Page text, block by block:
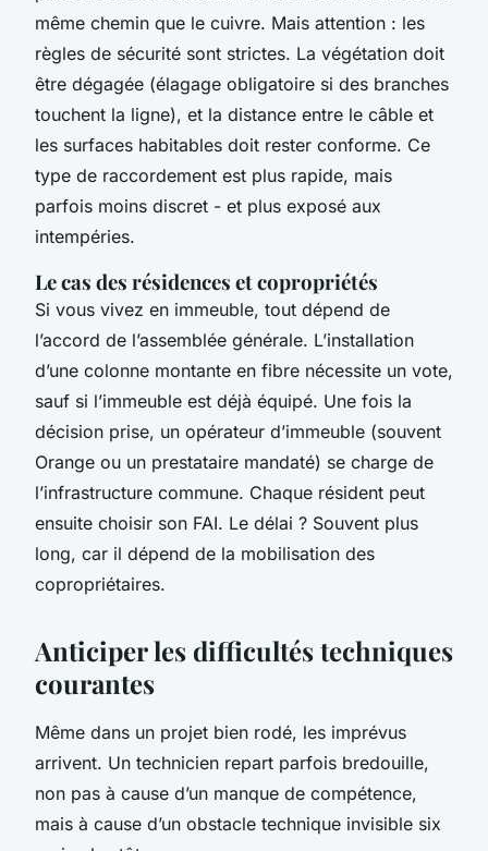
même chemin que le cuivre. Mais attention : les
règles de sécurité sont strictes. La végétation doit
être dégagée (élagage obligatoire si des branches
touchent la ligne), et la distance entre le câble et
les surfaces habitables doit rester conforme. Ce
type de raccordement est plus rapide, mais
parfois moins discret - et plus exposé aux
intempéries.
Le cas des résidences et copropriétés
Si vous vivez en immeuble, tout dépend de
l’accord de l’assemblée générale. L’installation
d’une colonne montante en fibre nécessite un vote,
sauf si l’immeuble est déjà équipé. Une fois la
décision prise, un opérateur d’immeuble (souvent
Orange ou un prestataire mandaté) se charge de
l’infrastructure commune. Chaque résident peut
ensuite choisir son FAI. Le délai ? Souvent plus
long, car il dépend de la mobilisation des
copropriétaires.
Anticiper les difficultés techniques
courantes
Même dans un projet bien rodé, les imprévus
arrivent. Un technicien repart parfois bredouille,
non pas à cause d’un manque de compétence,
mais à cause d’un obstacle technique invisible six